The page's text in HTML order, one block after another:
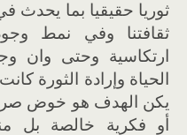
ثوريا حقيقيا بما يحدث
ثقافتنا وفي نمط
ارتكاسية وحتى وان
الحياة وإرادة الثورة
يكن الهدف هو خوض
أو فكرية خالصة بل